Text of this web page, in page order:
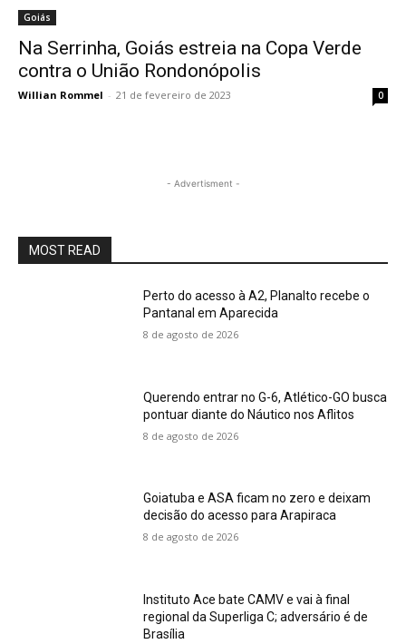
Goiás
Na Serrinha, Goiás estreia na Copa Verde
contra o União Rondonópolis
Willian Rommel - 21 de fevereiro de 2023 0
- Advertisment -
MOST READ
Perto do acesso à A2, Planalto recebe o
Pantanal em Aparecida
8 de agosto de 2026
Querendo entrar no G-6, Atlético-GO busca
pontuar diante do Náutico nos Aflitos
8 de agosto de 2026
Goiatuba e ASA ficam no zero e deixam
decisão do acesso para Arapiraca
8 de agosto de 2026
Instituto Ace bate CAMV e vai à final
regional da Superliga C; adversário é de
Brasília